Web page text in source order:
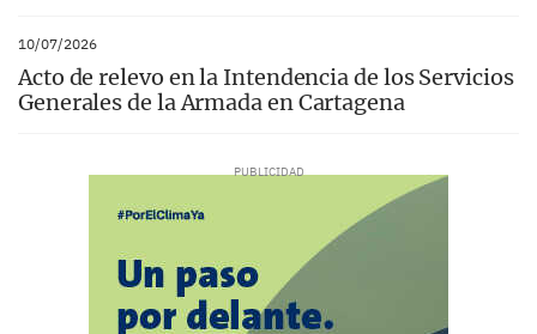
10/07/2026
Acto de relevo en la Intendencia de los Servicios
Generales de la Armada en Cartagena